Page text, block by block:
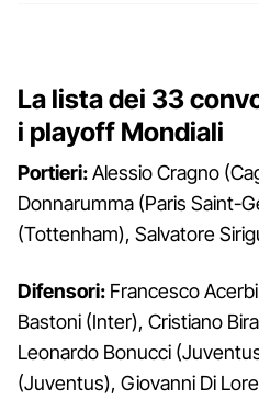
La lista dei 33
i playoff Mondiali
Portieri:Alessio Cragno
Donnarumma (Paris Saint-
(Tottenham), Salvatore
Difensori: Francesco
Bastoni (Inter), Cristiano
Leonardo Bonucci
(Juventus), Giovanni Di